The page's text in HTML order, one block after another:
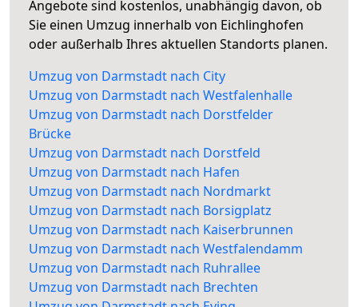
Angebote sind kostenlos, unabhängig davon, ob
Sie einen Umzug innerhalb von Eichlinghofen
oder außerhalb Ihres aktuellen Standorts planen.
Umzug von Darmstadt nach City
Umzug von Darmstadt nach Westfalenhalle
Umzug von Darmstadt nach Dorstfelder
Brücke
Umzug von Darmstadt nach Dorstfeld
Umzug von Darmstadt nach Hafen
Umzug von Darmstadt nach Nordmarkt
Umzug von Darmstadt nach Borsigplatz
Umzug von Darmstadt nach Kaiserbrunnen
Umzug von Darmstadt nach Westfalendamm
Umzug von Darmstadt nach Ruhrallee
Umzug von Darmstadt nach Brechten